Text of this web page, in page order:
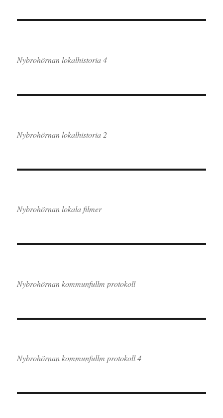
Nybrohörnan lokalhistoria 4
Nybrohörnan lokalhistoria 2
Nybrohörnan lokala filmer
Nybrohörnan kommunfullm protokoll
Nybrohörnan kommunfullm protokoll 4